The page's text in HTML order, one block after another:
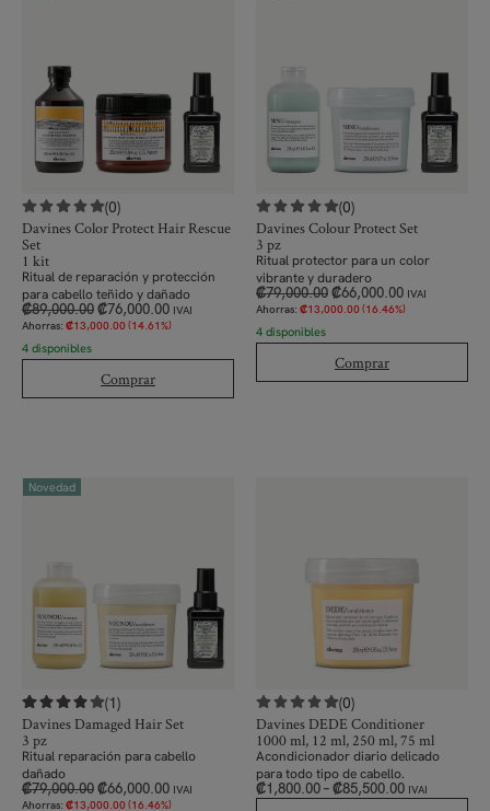
(0)
Davines Color Protect Hair Rescue
Set
1 kit
Ritual de reparación y protección
para cabello teñido y dañado
₡89,000.00₡76,000.00 IVAI
Ahorras: ₡13,000.00(14.61%)
4 disponibles
Comprar
(0)
Davines Colour Protect Set
3 pz
Ritual protector para un color
vibrante y duradero
₡79,000.00₡66,000.00 IVAI
Ahorras: ₡13,000.00(16.46%)
4 disponibles
Comprar
Novedad
(1)
Davines Damaged Hair Set
3 pz
Ritual reparación para cabello
dañado
₡79,000.00₡66,000.00 IVAI
Ahorras: ₡13,000.00(16.46%)
(0)
Davines DEDE Conditioner
1000 ml, 12 ml, 250 ml, 75 ml
Acondicionador diario delicado
para todo tipo de cabello.
₡1,800.00–₡85,500.00 IVAI